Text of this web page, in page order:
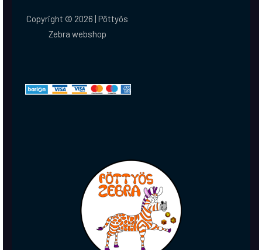
Copyright © 2026 | Pöttyös
Zebra webshop